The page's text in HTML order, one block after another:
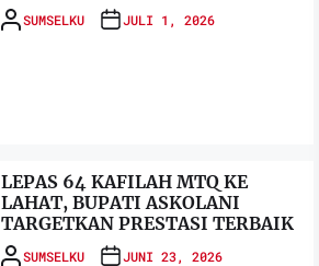
SUMSELKU JULI 1, 2026
LEPAS 64 KAFILAH MTQ KE
LAHAT, BUPATI ASKOLANI
TARGETKAN PRESTASI TERBAIK
SUMSELKU JUNI 23, 2026